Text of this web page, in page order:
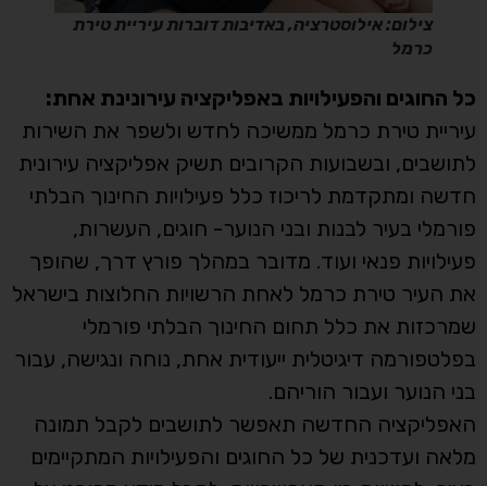
צילום: אילוסטרציה, באדיבות דוברות עיריית טירת
כרמל
כל החוגים והפעילויות באפליקציה עירונינת אחת:
עיריית טירת כרמל ממשיכה לחדש ולשפר את השירות
לתושבים, ובשבועות הקרובים תשיק אפליקציה עירונית
חדשה ומתקדמת לריכוז כלל פעילויות החינוך הבלתי
פורמלי בעיר לבנות ובני הנוער- חוגים, העשרות,
פעילויות פנאי ועוד. מדובר במהלך פורץ דרך, שהופך
את העיר טירת כרמל לאחת הרשויות החלוצות בישראל
שמרכזות את כלל תחום החינוך הבלתי פורמלי
בפלטפורמה דיגיטלית ייעודית אחת, נוחה ונגישה, עבור
בני הנוער ועבור הוריהם.
האפליקציה החדשה תאפשר לתושבים לקבל תמונה
מלאה ועדכנית של כל החוגים והפעילויות המתקיימים